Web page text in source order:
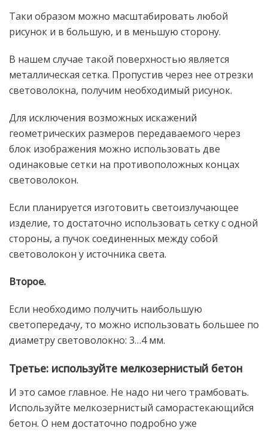
Таки образом можно масштабировать любой
рисунок и в большую, и в меньшую сторону.
В нашем случае такой поверхностью является
металлическая сетка. Пропустив через нее отрезки
световолокна, получим необходимый рисунок.
Для исключения возможных искажений
геометрических размеров передаваемого через
блок изображения можно использовать две
одинаковые сетки на противоположных концах
световолокон.
Если планируется изготовить светоизлучающее
изделие, то достаточно использовать сетку с одной
стороны, а пучок соединенных между собой
световолокон у источника света.
Второе.
Если необходимо получить наибольшую
светопередачу, то можно использовать большее по
диаметру световолокно: 3…4 мм.
Третье: используйте мелкозернистый бетон
И это самое главное. Не надо ни чего трамбовать.
Используйте мелкозернистый саморастекающийся
бетон. О нем достаточно подробно уже